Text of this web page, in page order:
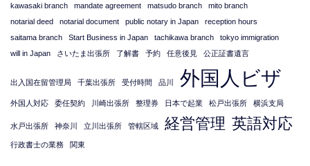
kawasaki branch
mandate agreement matsudo branch
mito branch
notarial deed
notarial document public notary in Japan
reception hours
saitama branch
Start Business in Japan tachikawa branch
tokyo immigration
will in Japan
さいたま出張所 了解書 予約 任意後見 公正証書遺言
出入国在留管理局 千葉出張所 受付時間 品川 外国人ビザ
外国人対応 委任契約 川崎出張所 整理券 日本で起業 松戸出張所 横浜支局
水戸出張所 神奈川 立川出張所 管轄区域 経営管理 英語対応
行政書士の業務 関東